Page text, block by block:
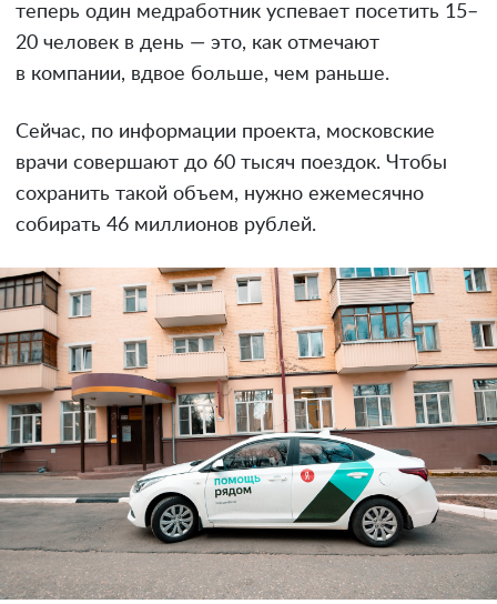
теперь один медработник успевает посетить 15–
20 человек в день — это, как отмечают
в компании, вдвое больше, чем раньше.
Сейчас, по информации проекта, московские
врачи совершают до 60 тысяч поездок. Чтобы
сохранить такой объем, нужно ежемесячно
собирать 46 миллионов рублей.